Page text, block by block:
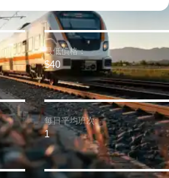
最低價格：
$40
每日平均班次:
1